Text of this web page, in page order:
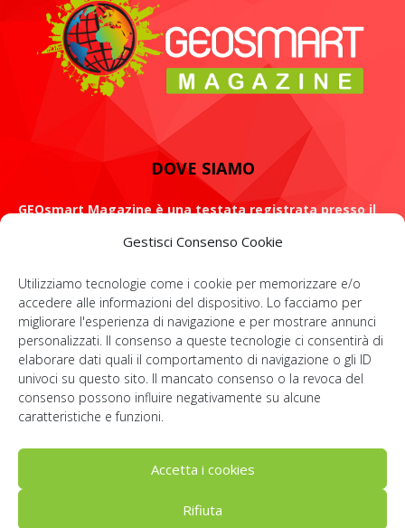
Gestisci Consenso Cookie
Utilizziamo tecnologie come i cookie per memorizzare e/o
accedere alle informazioni del dispositivo. Lo facciamo per
migliorare l'esperienza di navigazione e per mostrare annunci
personalizzati. Il consenso a queste tecnologie ci consentirà di
elaborare dati quali il comportamento di navigazione o gli ID
univoci su questo sito. Il mancato consenso o la revoca del
consenso possono influire negativamente su alcune
caratteristiche e funzioni.
Accetta i cookies
Rifiuta
DOVE SIAMO
GEOsmart Magazine è una testata registrata presso il
ROMA: Via Casilina 98, 00182
Contattaci:info@geosmartmagazine.it
SOCIAL